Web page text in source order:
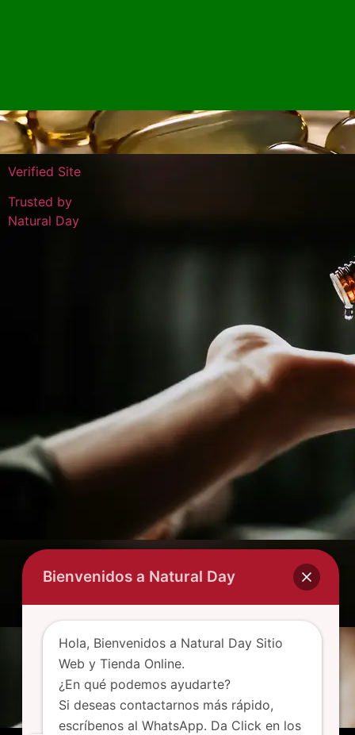
Verified Site
Trusted by
Natural Day
Bienvenidos a Natural Day
Hola, Bienvenidos a Natural Day Sitio
Web y Tienda Online.
¿En qué podemos ayudarte?
Si deseas contactarnos más rápido,
escríbenos al WhatsApp. Da Click en los